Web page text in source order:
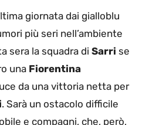
giornata dai gialloblu
più seri nell’ambiente
sera la squadra di Sarri se
una Fiorentina
da una vittoria netta per
. Sarà un ostacolo difficile
e compagni, che, però,